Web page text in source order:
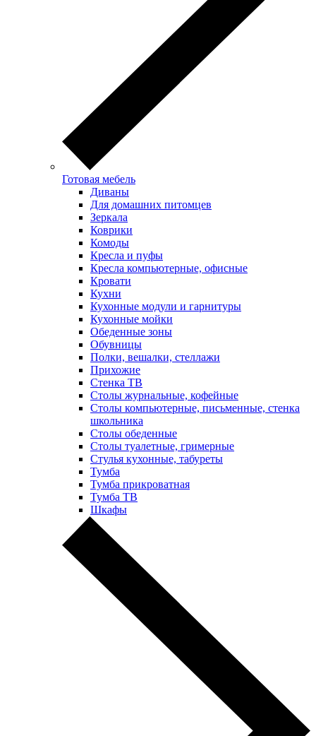
Готовая мебель
Диваны
Для домашних питомцев
Зеркала
Коврики
Комоды
Кресла и пуфы
Кресла компьютерные, офисные
Кровати
Кухни
Кухонные модули и гарнитуры
Кухонные мойки
Обеденные зоны
Обувницы
Полки, вешалки, стеллажи
Прихожие
Стенка ТВ
Столы журнальные, кофейные
Столы компьютерные, письменные, стенка
школьника
Столы обеденные
Столы туалетные, гримерные
Стулья кухонные, табуреты
Тумба
Тумба прикроватная
Тумба ТВ
Шкафы